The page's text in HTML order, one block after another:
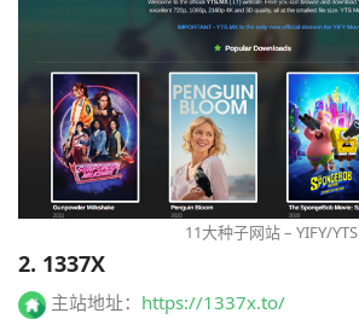
11大种子网站 – YIFY/YTS
2. 1337X
主站地址： https://1337x.to/